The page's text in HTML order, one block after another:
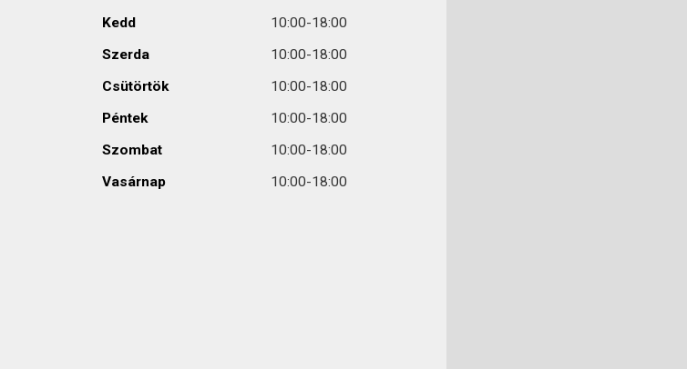
Kedd
10:00-18:00
Szerda
10:00-18:00
Csütörtök
10:00-18:00
Péntek
10:00-18:00
Szombat
10:00-18:00
Vasárnap
10:00-18:00